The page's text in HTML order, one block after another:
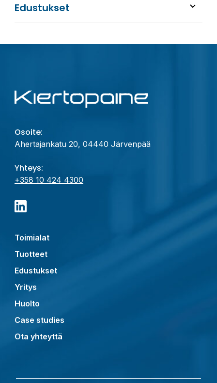
Edustukset
Osoite:
Ahertajankatu 20, 04440 Järvenpää
Yhteys:
+358 10 424 4300
Toimialat
Tuotteet
Edustukset
Yritys
Huolto
Case studies
Ota yhteyttä